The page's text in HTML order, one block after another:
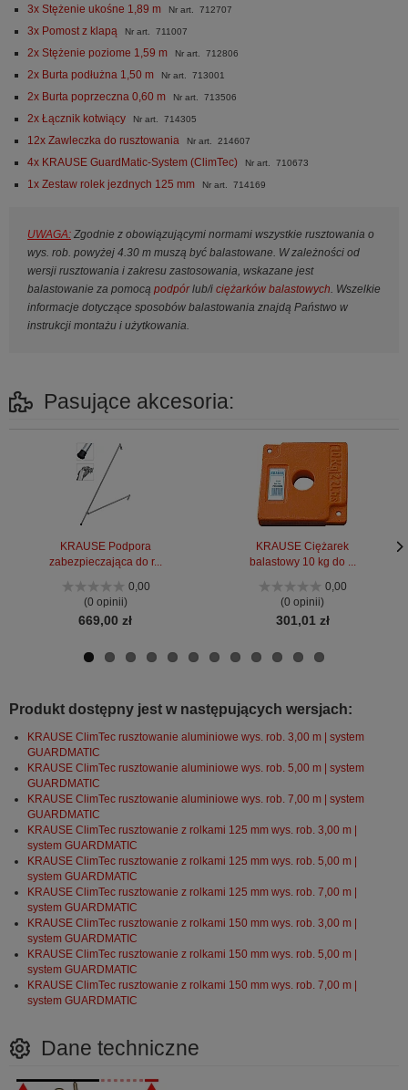
3x Stężenie ukośne 1,89 m Nr art. 712707
3x Pomost z klapą Nr art. 711007
2x Stężenie poziome 1,59 m Nr art. 712806
2x Burta podłużna 1,50 m Nr art. 713001
2x Burta poprzeczna 0,60 m Nr art. 713506
2x Łącznik kotwiący Nr art. 714305
12x Zawleczka do rusztowania Nr art. 214607
4x KRAUSE GuardMatic-System (ClimTec) Nr art. 710673
1x Zestaw rolek jezdnych 125 mm Nr art. 714169
UWAGA: Zgodnie z obowiązującymi normami wszystkie rusztowania o
wys. rob. powyżej 4.30 m muszą być balastowane. W zależności od
wersji rusztowania i zakresu zastosowania, wskazane jest
balastowanie za pomocą podpórlub/i ciężarków balastowych . Wszelkie
informacje dotyczące sposobów balastowania znajdą Państwo w
instrukcji montażu i użytkowania.
Pasujące akcesoria:
KRAUSE Podpora
zabezpieczająca do r...
0,00
(0 opinii)
669,00 zł
KRAUSE Ciężarek
balastowy 10 kg do ...
0,00
(0 opinii)
301,01 zł
Produkt dostępny jest w następujących wersjach:
KRAUSE ClimTec rusztowanie aluminiowe wys. rob. 3,00 m | system
GUARDMATIC
KRAUSE ClimTec rusztowanie aluminiowe wys. rob. 5,00 m | system
GUARDMATIC
KRAUSE ClimTec rusztowanie aluminiowe wys. rob. 7,00 m | system
GUARDMATIC
KRAUSE ClimTec rusztowanie z rolkami 125 mm wys. rob. 3,00 m |
system GUARDMATIC
KRAUSE ClimTec rusztowanie z rolkami 125 mm wys. rob. 5,00 m |
system GUARDMATIC
KRAUSE ClimTec rusztowanie z rolkami 125 mm wys. rob. 7,00 m |
system GUARDMATIC
KRAUSE ClimTec rusztowanie z rolkami 150 mm wys. rob. 3,00 m |
system GUARDMATIC
KRAUSE ClimTec rusztowanie z rolkami 150 mm wys. rob. 5,00 m |
system GUARDMATIC
KRAUSE ClimTec rusztowanie z rolkami 150 mm wys. rob. 7,00 m |
system GUARDMATIC
Dane techniczne